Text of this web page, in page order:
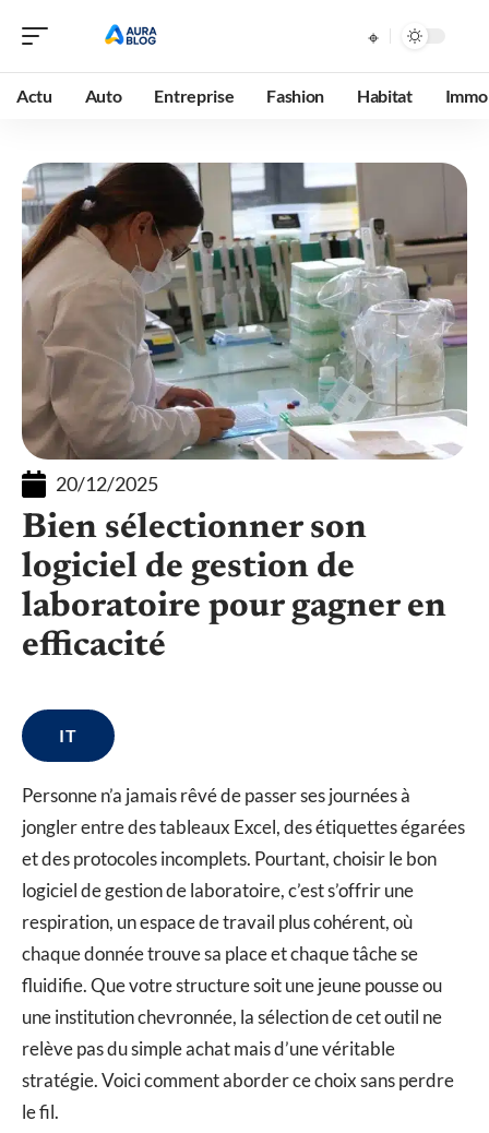
Actu Auto Entreprise Fashion Habitat
20/12/2025
Bien sélectionner son
logiciel de gestion de
laboratoire pour gagner en
efficacité
IT
Personne n’a jamais rêvé de passer ses journées à
jongler entre des tableaux Excel, des étiquettes égarées
et des protocoles incomplets. Pourtant, choisir le bon
logiciel de gestion de laboratoire, c’est s’offrir une
respiration, un espace de travail plus cohérent, où
chaque donnée trouve sa place et chaque tâche se
fluidifie. Que votre structure soit une jeune pousse ou
une institution chevronnée, la sélection de cet outil ne
relève pas du simple achat mais d’une véritable
stratégie. Voici comment aborder ce choix sans perdre
le fil.